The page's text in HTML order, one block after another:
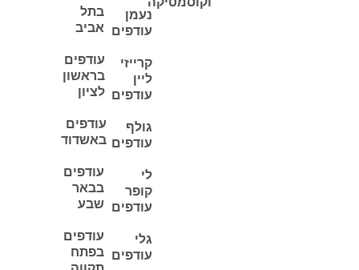
נעמן
עודפים
קרייזי
ליין
עודפים
גולף
עודפים
לי
קופר
עודפים
גלי
עודפים
בתל
אביב
עודפים
בראשון
לציון
עודפים
באשדוד
עודפים
בבאר
שבע
עודפים
בפתח